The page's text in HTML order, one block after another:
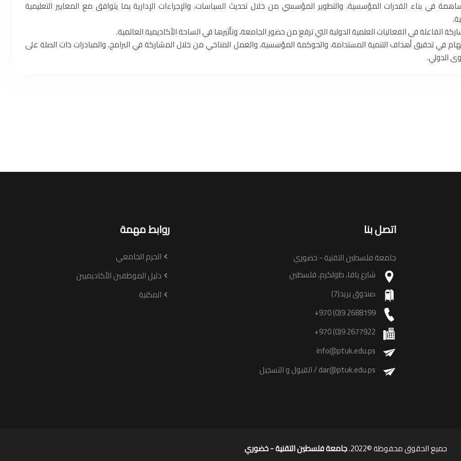
في بناء القدرات المؤسسية، والتطوير المؤسسي من خلال تحديث السياسات، والإجراءات الإدارية بما يتوافق مع المعايير التعليمية
الفاعلة في الفعاليات العلمية الدولية التي ترفع من حضور الجامعة، وتأثيرها في الساحة الأكاديمية العالمية.
في تحقيق أهداف التنمية المستدامة، والحوكمة المؤسسية، والعمل المناخي من خلال المشاركة في البرامج، والمبادرات ذات الصلة على
الدولي.
اتصل بنا
جامعة فلسطين التقنية - خضوري
شارع يافا، طولكرم، فلسطين
صندوق بريد(7)
+970 (0)9 2688199
+970 (0)9 2677922
info@ptuk.edu.ps
dar@ptuk.edu.ps/ القبول و التسجيل
روابط مهمة
الحرم الجامعي
دليل الموظفين الأكاديميين
المكتبة
جميع الحقوق محفوظة ©2022. جامعة فلسطين التقنية - خضوري